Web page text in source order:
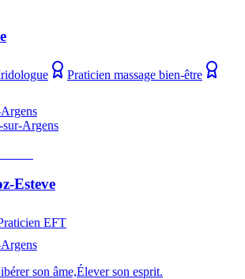
Praticien massage bien-être
sur-Argens
Esteve
EFT
son âme,Élever son esprit.